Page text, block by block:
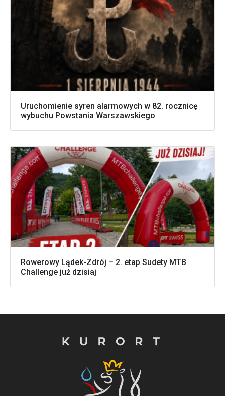
Uruchomienie syren alarmowych w 82. rocznicę
wybuchu Powstania Warszawskiego
Rowerowy Lądek-Zdrój – 2. etap Sudety MTB
Challenge już dzisiaj